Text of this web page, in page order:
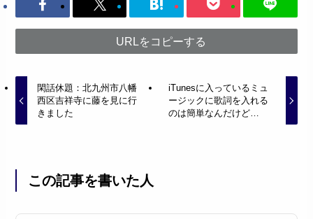
URLをコピーする
閑話休題：北九州市八幡
西区吉祥寺に藤を見に行
きました
iTunesに入っているミュ
ージックに歌詞を入れる
のは簡単なんだけど…
この記事を書いた人